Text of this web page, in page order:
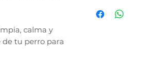
calma y
de tu perro para
participantes
poder cotizar tu